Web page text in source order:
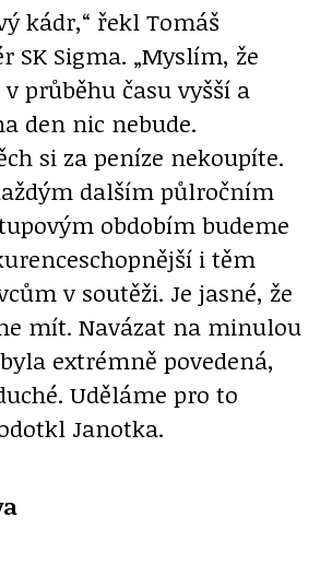
kádr,“ řekl Tomáš
SK Sigma. „Myslím, že
průběhu času vyšší a
den nic nebude.
si za peníze nekoupíte.
dalším půlročním
obdobím budeme
i těm
v soutěži. Je jasné, že
mít. Navázat na minulou
extrémně povedená,
Uděláme pro to
Janotka.